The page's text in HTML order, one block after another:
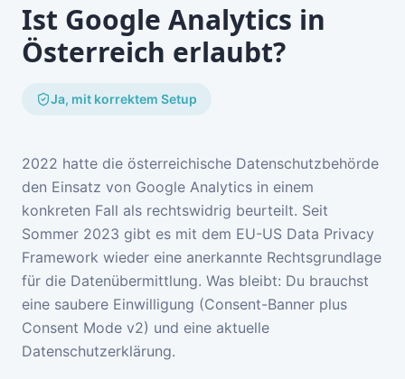
Ist Google Analytics in
Österreich erlaubt?
Ja, mit korrektem Setup
2022 hatte die österreichische Datenschutzbehörde
den Einsatz von Google Analytics in einem
konkreten Fall als rechtswidrig beurteilt. Seit
Sommer 2023 gibt es mit dem EU-US Data Privacy
Framework wieder eine anerkannte Rechtsgrundlage
für die Datenübermittlung. Was bleibt: Du brauchst
eine saubere Einwilligung (Consent-Banner plus
Consent Mode v2) und eine aktuelle
Datenschutzerklärung.